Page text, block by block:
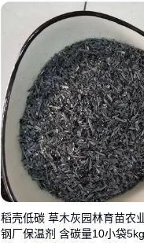
保持产品高端
工艺品
等天
对于需要频
择成本更低的
可以考虑环
选定材料类型
案，确保整
四、如何确
升？
稻壳低碳 草木灰园林育苗农
钢厂保温剂 含碳量10小袋5kg